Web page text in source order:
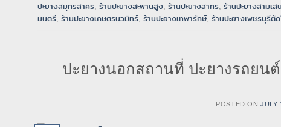
ปะยางสมุทรสาคร, ร้านปะยางสะพานสูง, ร้านปะยางสาทร, ร้านปะยางสามเสน
มนตรี, ร้านปะยางเกษตรนวมิทร์, ร้านปะยางเทพารักษ์, ร้านปะยางเพชรบุรีตั
ปะยางนอกสถานที่ ปะยางรถยน
POSTED ON JULY